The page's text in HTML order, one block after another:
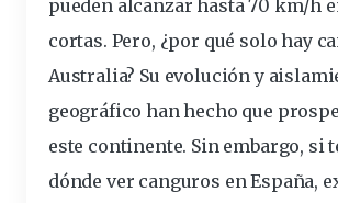
pueden alcanzar hasta 70 km/h
cortas. Pero, ¿por qué solo hay
Australia? Su evolución y
geográfico han hecho que
este continente. Sin embargo, si
dónde ver canguros en España,